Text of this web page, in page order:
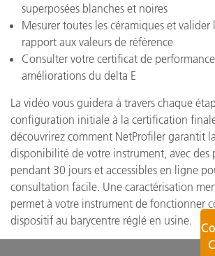
superposées blanches et noires
Mesurer toutes les céramiques et valider
rapport aux valeurs de référence
Consulter votre certificat de
améliorations du delta E
La vidéo vous guidera à travers chaque
configuration initiale à la certification
découvrirez comment NetProfiler garantit
disponibilité de votre instrument, avec des
pendant 30 jours et accessibles en ligne
consultation facile. Une caractérisation
permet à votre instrument de fonctionner
dispositif au barycentre réglé en usine.